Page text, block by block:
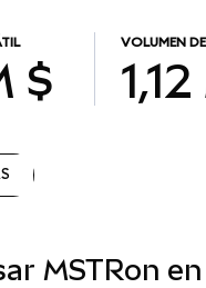
$
VOLUMEN
MSTRon